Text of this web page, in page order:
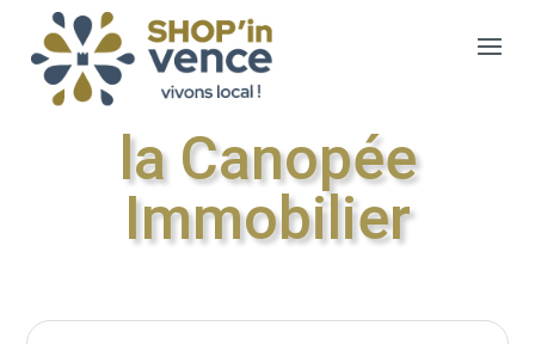
la Canopée
Immobilier